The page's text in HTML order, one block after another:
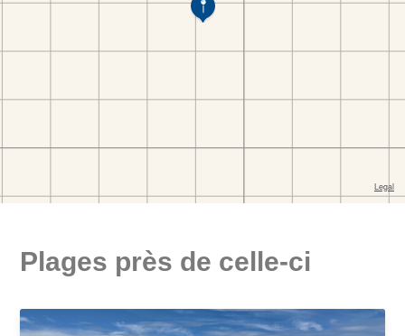
Plages près de celle-ci